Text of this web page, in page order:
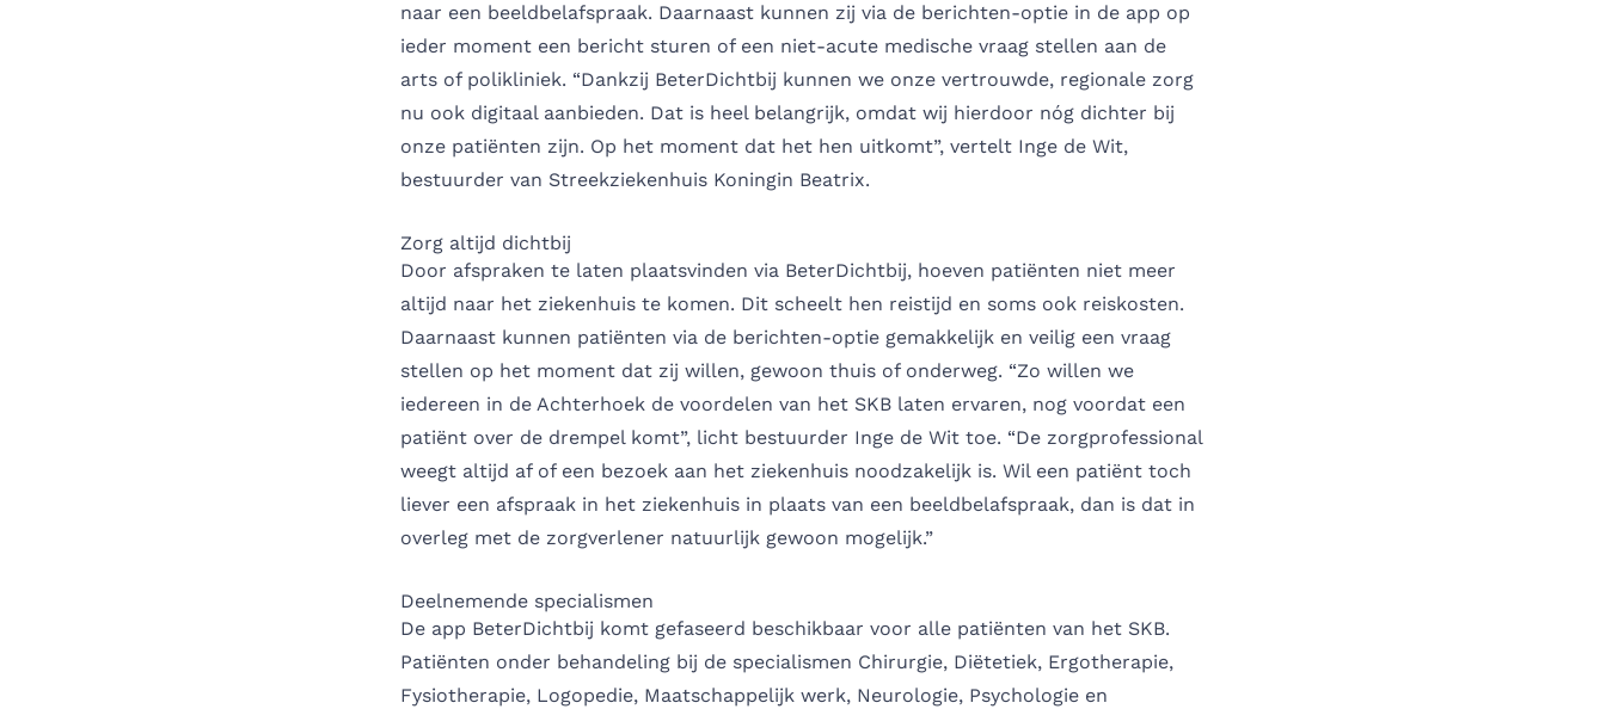
naar een beeldbelafspraak. Daarnaast kunnen zij via de berichten-optie in de app op
ieder moment een bericht sturen of een niet-acute medische vraag stellen aan de
arts of polikliniek. “Dankzij BeterDichtbij kunnen we onze vertrouwde, regionale zorg
nu ook digitaal aanbieden. Dat is heel belangrijk, omdat wij hierdoor nóg dichter bij
onze patiënten zijn. Op het moment dat het hen uitkomt”, vertelt Inge de Wit,
bestuurder van Streekziekenhuis Koningin Beatrix.
Zorg altijd dichtbij
Door afspraken te laten plaatsvinden via BeterDichtbij, hoeven patiënten niet meer
altijd naar het ziekenhuis te komen. Dit scheelt hen reistijd en soms ook reiskosten.
Daarnaast kunnen patiënten via de berichten-optie gemakkelijk en veilig een vraag
stellen op het moment dat zij willen, gewoon thuis of onderweg. “Zo willen we
iedereen in de Achterhoek de voordelen van het SKB laten ervaren, nog voordat een
patiënt over de drempel komt”, licht bestuurder Inge de Wit toe. “De zorgprofessional
weegt altijd af of een bezoek aan het ziekenhuis noodzakelijk is. Wil een patiënt toch
liever een afspraak in het ziekenhuis in plaats van een beeldbelafspraak, dan is dat in
overleg met de zorgverlener natuurlijk gewoon mogelijk.”
Deelnemende specialismen
De app BeterDichtbij komt gefaseerd beschikbaar voor alle patiënten van het SKB.
Patiënten onder behandeling bij de specialismen Chirurgie, Diëtetiek, Ergotherapie,
Fysiotherapie, Logopedie, Maatschappelijk werk, Neurologie, Psychologie en